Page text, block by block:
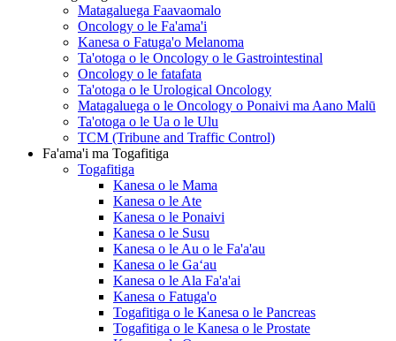
Matagaluega Faavaomalo
Oncology o le Fa'ama'i
Kanesa o Fatuga'o Melanoma
Ta'otoga o le Oncology o le Gastrointestinal
Oncology o le fatafata
Ta'otoga o le Urological Oncology
Matagaluega o le Oncology o Ponaivi ma Aano Malū
Ta'otoga o le Ua o le Ulu
TCM (Tribune and Traffic Control)
Fa'ama'i ma Togafitiga
Togafitiga
Kanesa o le Mama
Kanesa o le Ate
Kanesa o le Ponaivi
Kanesa o le Susu
Kanesa o le Au o le Fa'a'au
Kanesa o le Gaʻau
Kanesa o le Ala Fa'a'ai
Kanesa o Fatuga'o
Togafitiga o le Kanesa o le Pancreas
Togafitiga o le Kanesa o le Prostate